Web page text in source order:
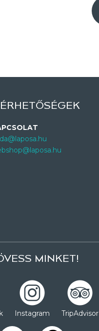
MINKET!
Instagram TripAdvisor